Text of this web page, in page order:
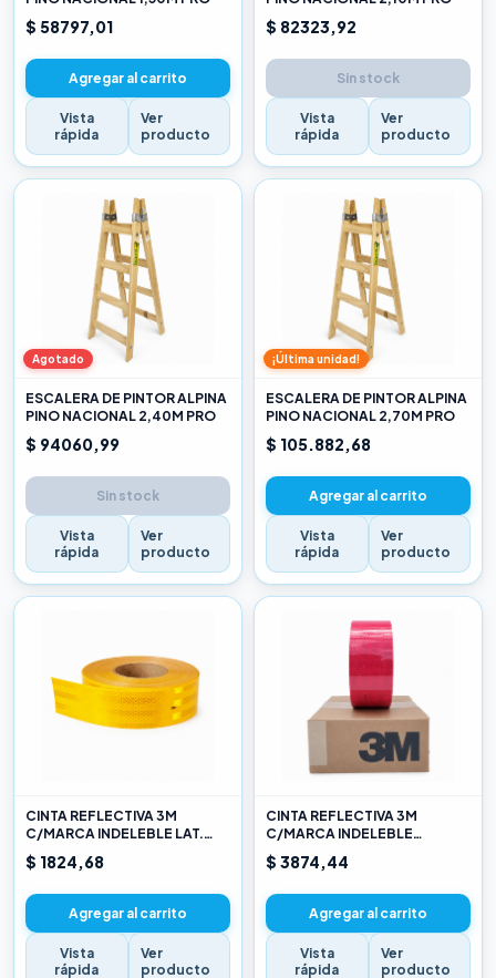
$ 58797,01
Agregar al carrito
Vista
rápida
Ver
producto
$ 82323,92
Sin stock
Vista
rápida
Ver
producto
Agotado
ESCALERA DE PINTOR ALPINA
PINO NACIONAL 2,40M PRO
$ 94060,99
Sin stock
Vista
rápida
Ver
producto
¡Última unidad!
ESCALERA DE PINTOR ALPINA
PINO NACIONAL 2,70M PRO
$ 105.882,68
Agregar al carrito
Vista
rápida
Ver
producto
CINTA REFLECTIVA 3M
C/MARCA INDELEBLE LAT.
$ 1824,68
Agregar al carrito
Vista
rápida
Ver
producto
CINTA REFLECTIVA 3M
C/MARCA INDELEBLE
TRASERA BLANCA Y ROJO X
METRO
$ 3874,44
Agregar al carrito
Vista
rápida
Ver
producto